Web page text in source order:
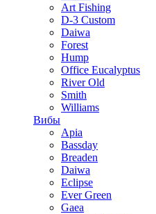
Art Fishing
D-3 Custom
Daiwa
Forest
Hump
Office Eucalyptus
River Old
Smith
Williams
Вибы
Apia
Bassday
Breaden
Daiwa
Eclipse
Ever Green
Gaea